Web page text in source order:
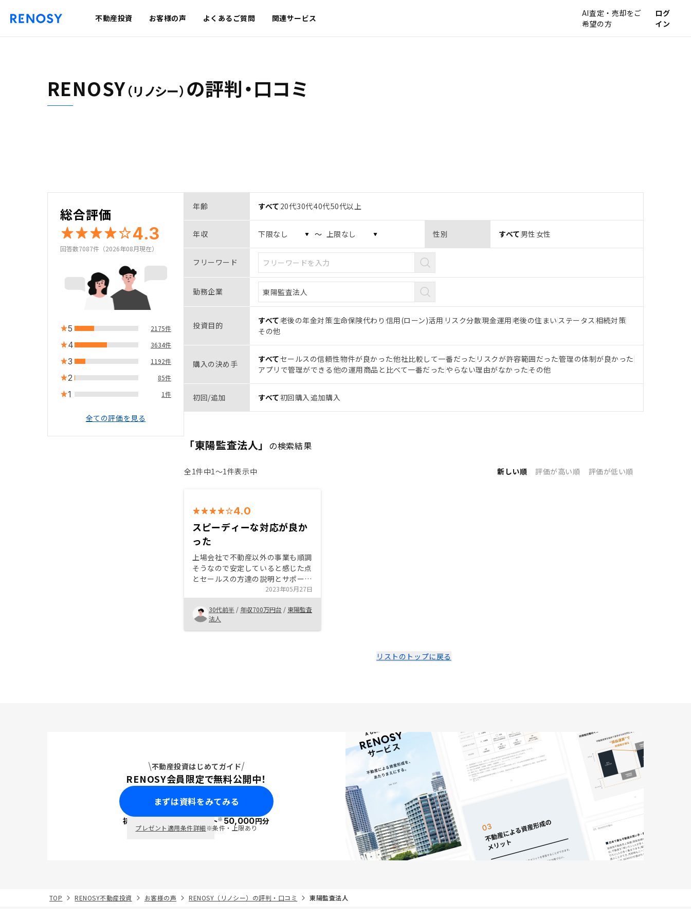
不動産投資 お客様の声 よくあるご質問 関連サービス
AI査定・売却をご
希望の方
ログ
イン
RENOSY（リノシー） の評判・口コミ
総合評価
4.3
回答数7087件（2026年08月現在）
5 2175件
4 3634件
3 1192件
2 85件
1 1件
全ての評価を見る
年齢 すべて 20代30代40代50代以上
年収 〜 性別 すべて 男性 女性
フリーワード
勤務企業
投資目的 すべて老後の年金対策生命保険代わり 信用(ローン)活用 リスク分散現金運用老後の住まい ステータス相続対策
その他
購入の決め手 すべてセールスの信頼性物件が良かった他社比較して一番だった リスクが許容範囲だった管理の体制が良かった
アプリで管理ができる 他の運用商品と比べて一番だった やらない理由がなかったその他
初回/追加 すべて初回購入 追加購入
「東陽監査法人」 の検索結果
全1件中1〜1件表示中 新しい順 評価が高い順 評価が低い順
4.0
スピーディーな対応が良か
った
上場会社で不動産以外の事業も順調
そうなので安定していると感じた点
とセールスの方達の説明とサポート
体制が良かった点が購入を決めた理
由です。同年代でマイホーム購入を
検討していない人かつ管理の手間を
あまりかけたくない人にはとてもお
すすめできると感じましたので、そ
2023年05月27日
30代前半 / 年収700万円台 / 東陽監査
法人
リストのトップに戻る
不動産投資はじめてガイド
RENOSY会員限定で無料公開中！
まずは資料をみてみる
初回面談で ポイント※50,000円分
プレゼント適用条件詳細※条件・上限あり
TOP RENOSY不動産投資 お客様の声 RENOSY（リノシー）の評判・口コミ 東陽監査法人